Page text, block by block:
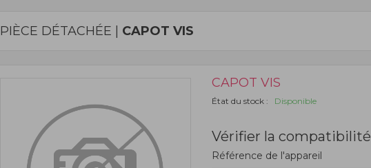
PIÈCE DÉTACHÉE | CAPOT VIS
CAPOT VIS
État du stock : Disponible
Vérifier la compatibilité
Référence de l'appareil